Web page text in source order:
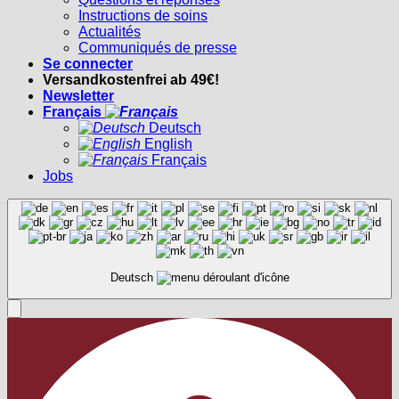
Instructions de soins
Actualités
Communiqués de presse
Se connecter
Versandkostenfrei ab 49€!
Newsletter
Français
Deutsch
English
Français
Jobs
Deutsch